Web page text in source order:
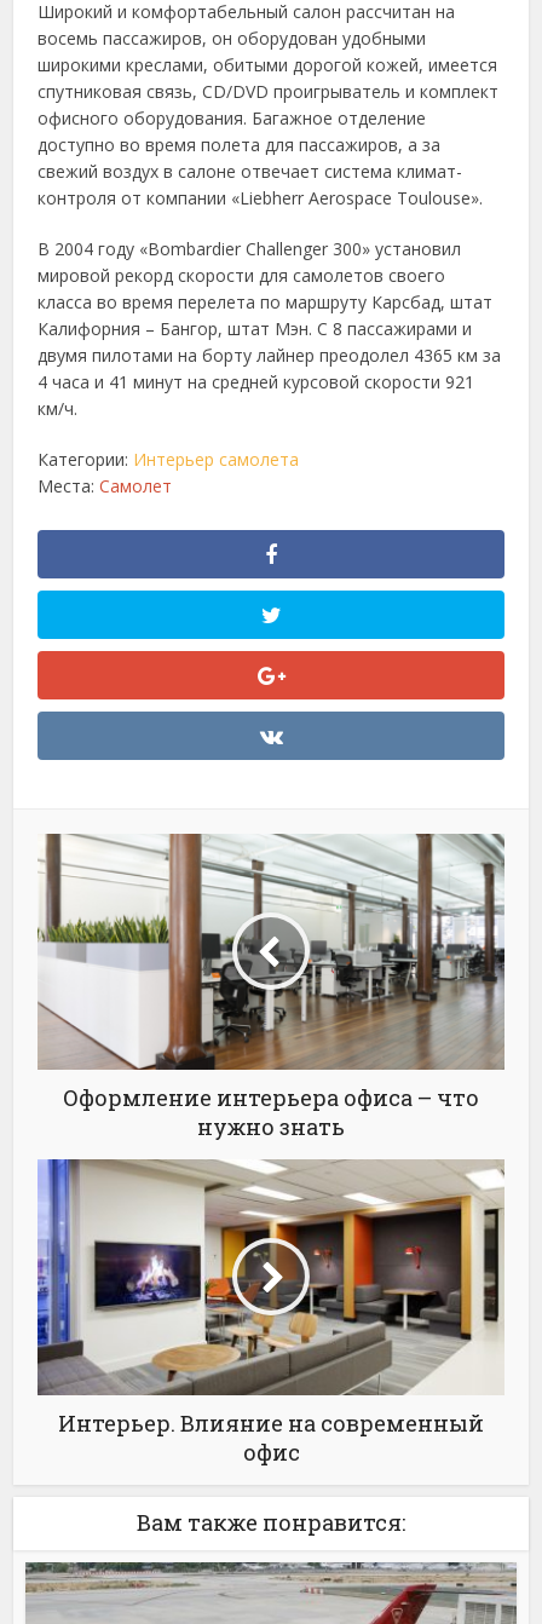
Широкий и комфортабельный салон рассчитан на
восемь пассажиров, он оборудован удобными
широкими креслами, обитыми дорогой кожей, имеется
спутниковая связь, CD/DVD проигрыватель и комплект
офисного оборудования. Багажное отделение
доступно во время полета для пассажиров, а за
свежий воздух в салоне отвечает система климат-
контроля от компании «Liebherr Aerospace Toulouse».
В 2004 году «Bombardier Challenger 300» установил
мировой рекорд скорости для самолетов своего
класса во время перелета по маршруту Карсбад, штат
Калифорния – Бангор, штат Мэн. С 8 пассажирами и
двумя пилотами на борту лайнер преодолел 4365 км за
4 часа и 41 минут на средней курсовой скорости 921
км/ч.
Категории: Интерьер самолета
Места:Самолет
Оформление интерьера офиса – что
нужно знать
Интерьер. Влияние на современный
офис
Вам также понравится: